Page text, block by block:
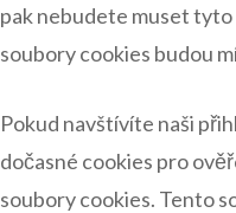
pak nebudete muset
soubory cookies budou
Pokud navštívíte naši
dočasné cookies pro
soubory cookies. Tento